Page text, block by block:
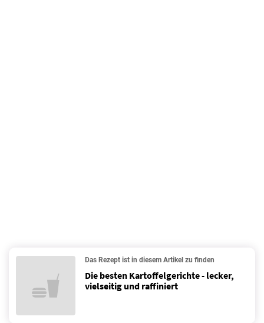
Das Rezept ist in diesem Artikel zu finden
Die besten Kartoffelgerichte - lecker,
vielseitig und raffiniert